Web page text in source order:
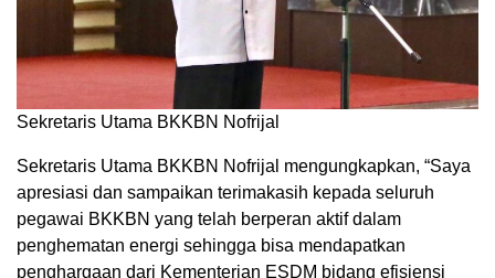
Sekretaris Utama BKKBN Nofrijal
Sekretaris Utama BKKBN Nofrijal mengungkapkan, “Saya
apresiasi dan sampaikan terimakasih kepada seluruh
pegawai BKKBN yang telah berperan aktif dalam
penghematan energi sehingga bisa mendapatkan
penghargaan dari Kementerian ESDM bidang efisiensi